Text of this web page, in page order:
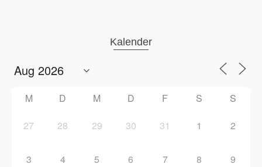
Kalender
M D M D F S S
27 28 29 30 31 1 2
3 4 5 6 7 8 9